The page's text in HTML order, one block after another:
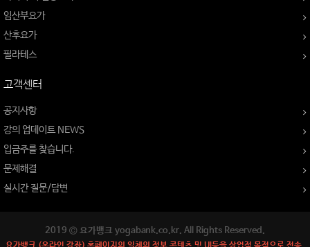
임산부요가
산후요가
필라테스
고객센터
공지사항
강의 업데이트 NEWS
입금주를 찾습니다.
문제해결
실시간 질문/답변
2019 © 요가뱅크 yogabank.co.kr. All Rights Reserved.